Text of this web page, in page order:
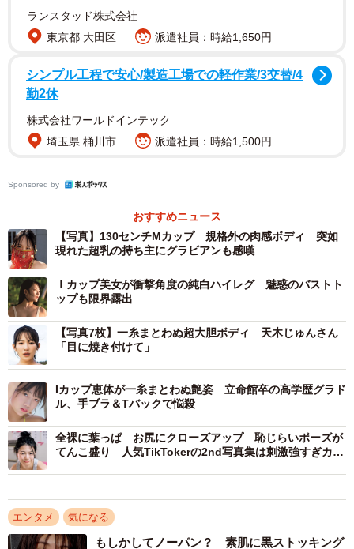
ちも過去ナンバーワンクラスと絶賛する「メガトンバス
ト」。ムッチムチでふっわふわなボディにあなたも癒され
ヘアメイク：米澤和彦 スタイリング：佐賀愛衣）
星宮さんはXで「 やっぽー SPA!さんから出たデジタル写真
集、見てくれた？」と呼び掛けています。
SPA!グラビアン魂デジタル写真集「 星宮すみれ メガトン
→ https://www.amazon.co.jp/dp/B0GX39ZCMJ/
【星宮すみれさんプロフィール】
1997年、神奈川県生まれ。T153B130W85H108。Mカップ
の超乳グラドルとして、2025年デビュー。特技はフラダン
スで、国内外大会出場経験あり。2ndイメージDVD『令和
最強メガボディ』が発売中。最新情報は公式
X（@Hoshimiyasumire）
ランスタッド株式会社
東京都 大田区
派遣社員：時給1,650円
シンプル工程で安心/製造工場での軽作業/3交替/4
勤2休
株式会社ワールドインテック
埼玉県 桶川市
派遣社員：時給1,500円
Sponsored by
おすすめニュース
【写真】130センチMカップ 規格外の肉感ボディ 突如
現れた超乳の持ち主にグラビアンも感嘆
Ｉカップ美女が衝撃角度の純白ハイレグ 魅惑のバストト
ップも限界露出
【写真7枚】一糸まとわぬ超大胆ボディ 天木じゅんさん
「目に焼き付けて」
Iカップ恵体が一糸まとわぬ艶姿 立命館卒の高学歴グラド
ル、手ブラ＆Tバックで悩殺
全裸に葉っぱ お尻にクローズアップ 恥じらいポーズが
てんこ盛り 人気TikTokerの2nd写真集は刺激強すぎカッ
エンタメ 気になる
もしかしてノーパン？ 素肌に黒ストッキング